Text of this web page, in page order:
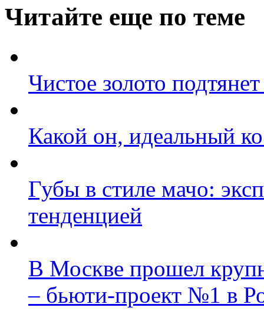
Читайте еще по теме
Чистое золото
Какой он, идеальный
Губы в стиле мачо:
тенденцией
В Москве прошел
– бьюти-проект №1 в